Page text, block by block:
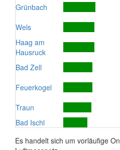
Grünbach
Wels
Haag am
Hausruck
Bad Zell
Feuerkogel
Traun
Bad Ischl
Es handelt sich um vorläufige